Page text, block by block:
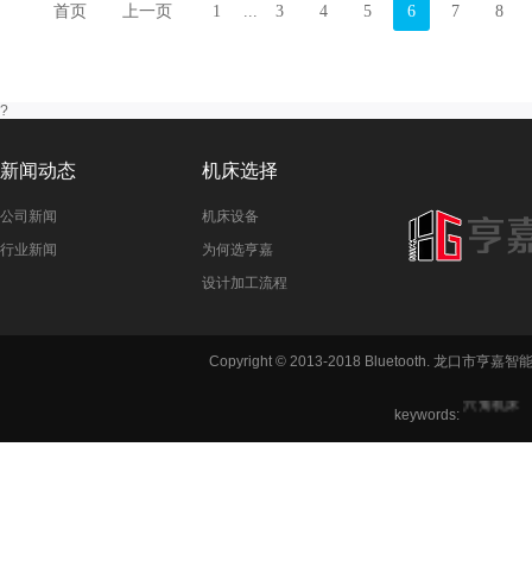
首页 上一页 1 ... 3 4 5 6 7 8
?
新闻动态
公司新闻
行业新闻
机床选择
机床设备
为何选亨嘉
设计加工流程
Copyright © 2013-2018 Bluetooth. 龙口市亨嘉智
keywords:
六角机床